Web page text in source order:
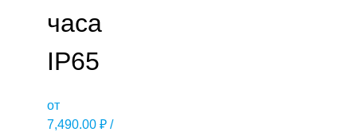
часа
IP65
от
7,490.00 ₽ /